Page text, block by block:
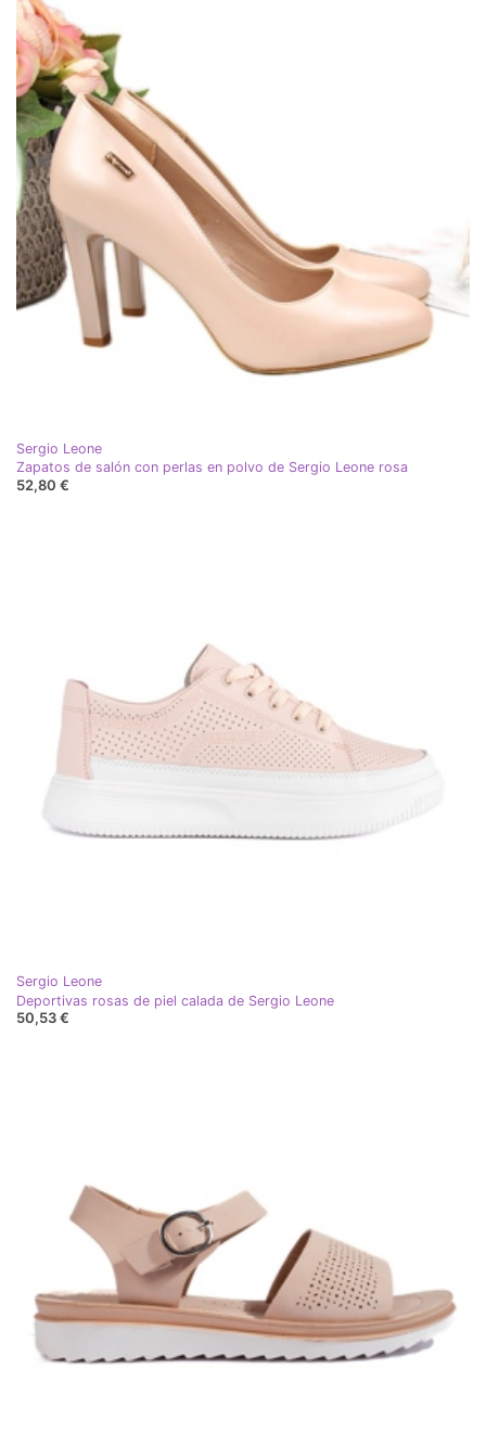
Sergio Leone
Zapatos de salón con perlas en polvo de Sergio Leone rosa
52,80 €
Sergio Leone
Deportivas rosas de piel calada de Sergio Leone
50,53 €